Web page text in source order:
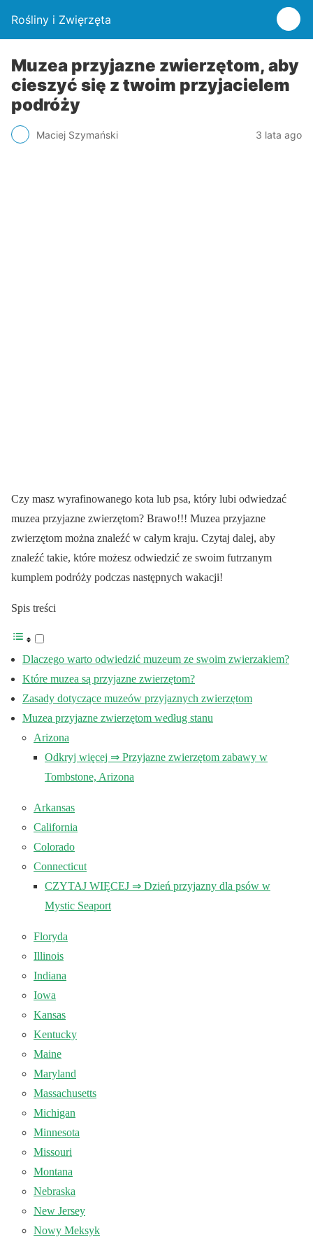
Rośliny i Zwięrzęta
Muzea przyjazne zwierzętom, aby
cieszyć się z twoim przyjacielem
podróży
Maciej Szymański 3 lata ago
Czy masz wyrafinowanego kota lub psa, który lubi odwiedzać
muzea przyjazne zwierzętom? Brawo!!! Muzea przyjazne
zwierzętom można znaleźć w całym kraju. Czytaj dalej, aby
znaleźć takie, które możesz odwiedzić ze swoim futrzanym
kumplem podróży podczas następnych wakacji!
Spis treści
Dlaczego warto odwiedzić muzeum ze swoim zwierzakiem?
Które muzea są przyjazne zwierzętom?
Zasady dotyczące muzeów przyjaznych zwierzętom
Muzea przyjazne zwierzętom według stanu
Arizona
Odkryj więcej ⇒ Przyjazne zwierzętom zabawy w
Tombstone, Arizona
Arkansas
California
Colorado
Connecticut
CZYTAJ WIĘCEJ ⇒ Dzień przyjazny dla psów w
Mystic Seaport
Floryda
Illinois
Indiana
Iowa
Kansas
Kentucky
Maine
Maryland
Massachusetts
Michigan
Minnesota
Missouri
Montana
Nebraska
New Jersey
Nowy Meksyk